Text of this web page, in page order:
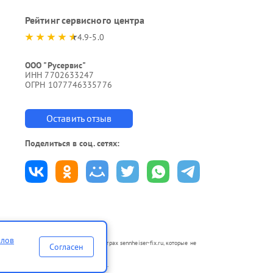
Рейтинг сервисного центра
4.9-5.0
ООО "Русервис"
ИНН 7702633247
ОГРН 1077746335776
Оставить отзыв
Поделиться в соц. сетях:
в неавторизованных сервисных центрах sennheiser-fix.ru, которые не
ремонту техники указанных брендов.
Согласен